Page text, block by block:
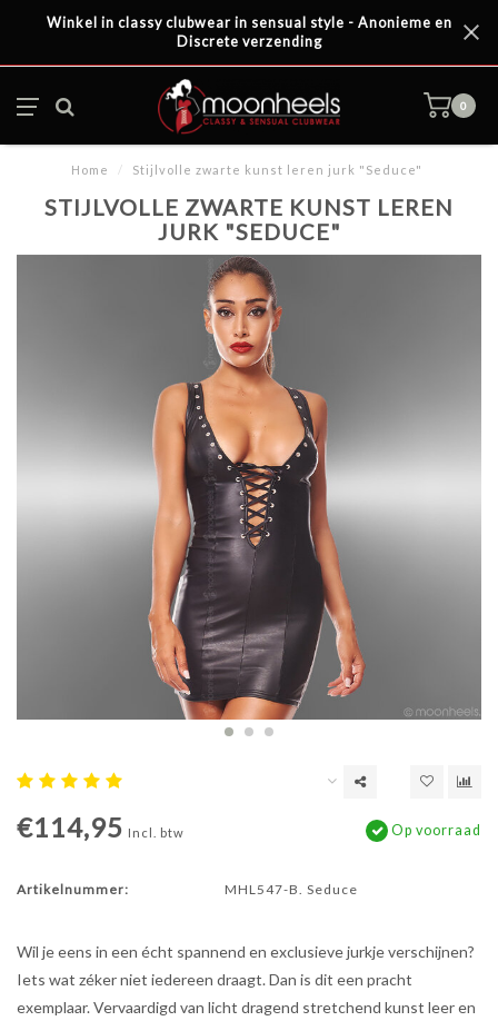
Winkel in classy clubwear in sensual style - Anonieme en
Discrete verzending
0
Home / Stijlvolle zwarte kunst leren jurk "Seduce"
STIJLVOLLE ZWARTE KUNST LEREN
JURK "SEDUCE"
€114,95 Incl. btw Op voorraad
Artikelnummer: MHL547-B. Seduce
Wil je eens in een écht spannend en exclusieve jurkje verschijnen?
Iets wat zéker niet iedereen draagt. Dan is dit een pracht
exemplaar. Vervaardigd van licht dragend stretchend kunst leer en